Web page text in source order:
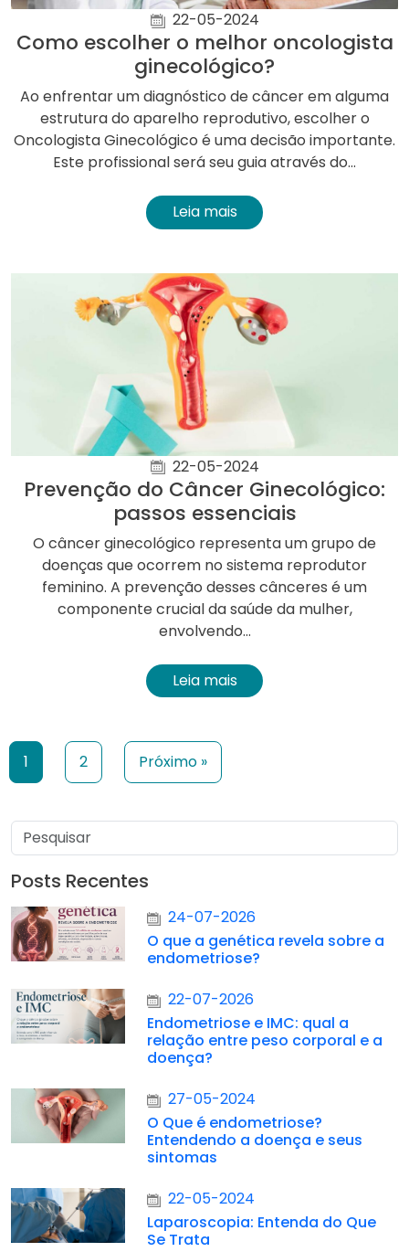
22-05-2024
Como escolher o melhor oncologista
ginecológico?
Ao enfrentar um diagnóstico de câncer em alguma
estrutura do aparelho reprodutivo, escolher o
Oncologista Ginecológico é uma decisão importante.
Este profissional será seu guia através do...
Leia mais
22-05-2024
Prevenção do Câncer Ginecológico:
passos essenciais
O câncer ginecológico representa um grupo de
doenças que ocorrem no sistema reprodutor
feminino. A prevenção desses cânceres é um
componente crucial da saúde da mulher,
envolvendo...
Leia mais
1 2 Próximo »
Posts Recentes
24-07-2026
O que a genética revela sobre a
endometriose?
22-07-2026
Endometriose e IMC: qual a
relação entre peso corporal e a
doença?
27-05-2024
O Que é endometriose?
Entendendo a doença e seus
sintomas
22-05-2024
Laparoscopia: Entenda do Que
Se Trata